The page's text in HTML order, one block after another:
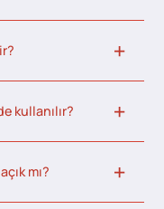
kullanılır?
mı?